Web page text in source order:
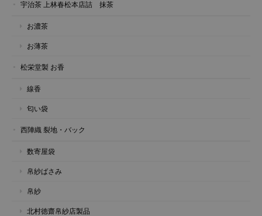
宇治茶 上林春松本店詰 抹茶
お濃茶
お薄茶
松栄堂製 お香
線香
匂い袋
西陣織 裂地・バック
数寄屋袋
帛紗ばさみ
帛紗
北村徳齋帛紗店製品